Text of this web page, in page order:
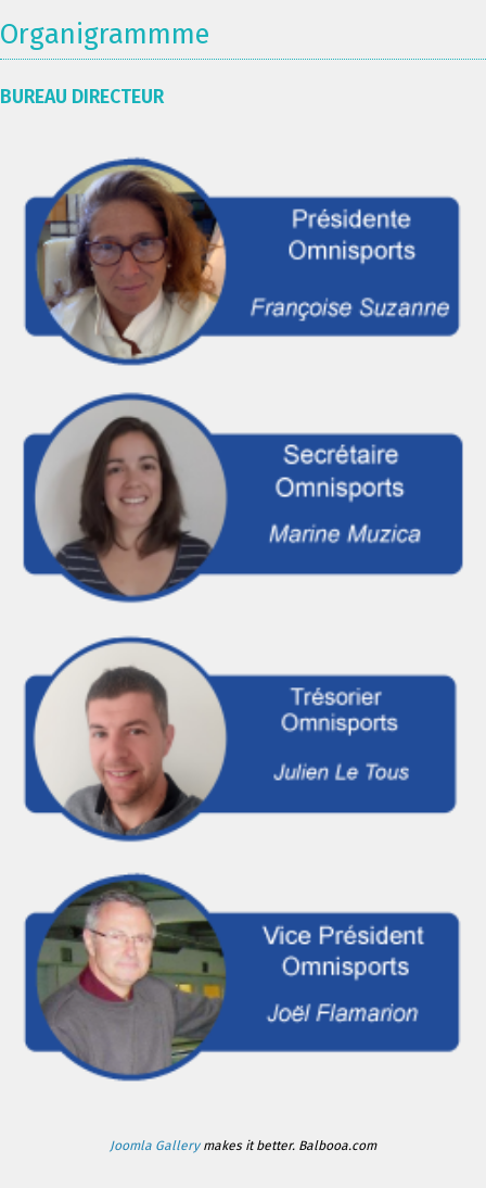
Organigrammme
BUREAU DIRECTEUR
Joomla Gallerymakes it better. Balbooa.com